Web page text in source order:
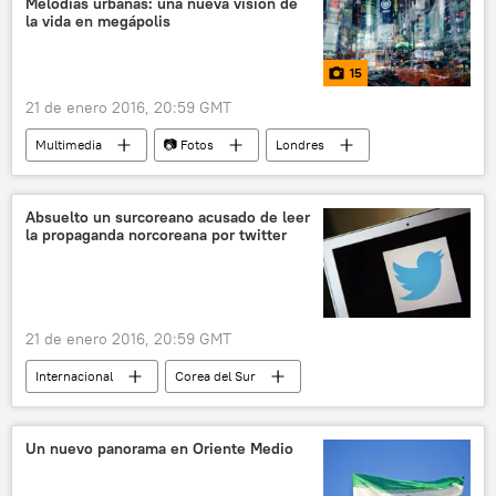
Senado de Haití
Jovenel Moise
noticias
la vida en megápolis
15
21 de enero 2016, 20:59 GMT
Multimedia 📷 Fotos
Londres
París
Chile
Nueva York
Roma
Vaticano
Buenos Aires
Estambul fotografía
Absuelto un surcoreano acusado de leer
la propaganda norcoreana por twitter
21 de enero 2016, 20:59 GMT
Internacional
Corea del Sur
Corea del Norte
Uriminzokkiri
🌏 Asia
Twitter
Un nuevo panorama en Oriente Medio